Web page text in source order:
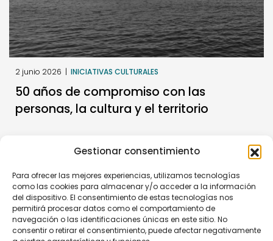
Gestionar consentimiento
Para ofrecer las mejores experiencias, utilizamos tecnologías
como las cookies para almacenar y/o acceder a la información
del dispositivo. El consentimiento de estas tecnologías nos
permitirá procesar datos como el comportamiento de
navegación o las identificaciones únicas en este sitio. No
consentir o retirar el consentimiento, puede afectar negativamente
2 junio 2026 | INICIATIVAS CULTURALES
50 años de compromiso con las
personas, la cultura y el territorio